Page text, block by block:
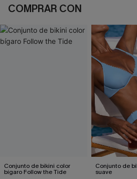
COMPRAR CON
Conjunto de bikini color
bígaro Follow the Tide
Conjunto de
suave